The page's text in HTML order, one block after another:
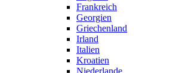
Frankreich
Georgien
Griechenland
Irland
Italien
Kroatien
Niederlande